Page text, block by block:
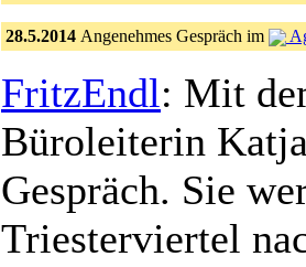
28.5.2014 Angenehmes Gespräch im
FritzEndl: Mit
Büroleiterin
Gespräch. Sie
Triesterviertel